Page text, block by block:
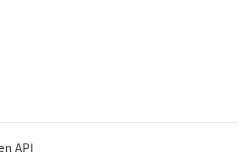
API